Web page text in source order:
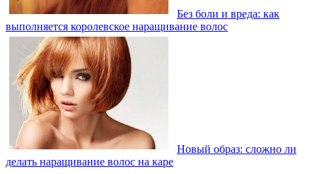
Без боли и вреда: как
выполняется королевское наращивание волос
Новый образ: сложно ли
делать наращивание волос на каре